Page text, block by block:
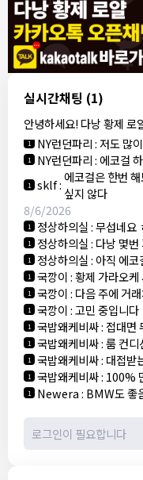
실시간채팅 (1)
안녕하세요! 다낭 황제 로
8/4/2026
1 모기한테물림:여기도
1 모기한테물림:정찰가
1 결혼안해:ㄹㅇ 팩트 ㅋ
1 결혼안해:ㄹㅇ 팩트
8/5/2026
NY런던파리 :다낭 에
1 3군:에코걸 좀 조심
1 NY런던파리:저도 많
1 NY런던파리: 에코걸
1 sklf: 에코걸은 한번
싶지 않다
8/6/2026
1 정상하의실:무섭네요
1 정상하의실: 다낭 몇
1 정상하의실: 아직 에
1 국깡이:황제 가라오케
1 국깡이: 다음 주에 거
1 국깡이:고민 중입니다
1 국밥왜케비싸: 접대면
1 국밥왜케비싸:룸 컨디
1 국밥왜케비싸: 대접받
1 국밥왜케비싸: 100%
1 Newera: BMW도 좋